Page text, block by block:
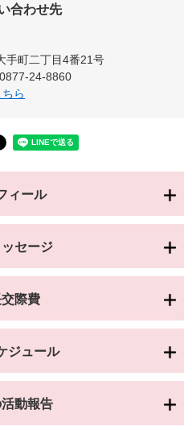
合わせ先
手町二丁目4番21号
24-8860
ら
ィール
セージ
際費
ジュール
動報告